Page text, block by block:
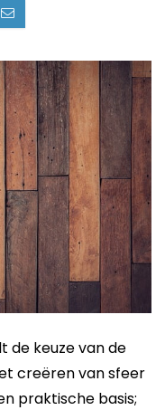
de keuze van de
creëren van sfeer
praktische basis;